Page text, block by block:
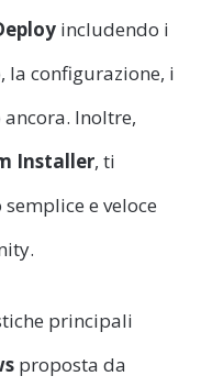
includendo i
la configurazione, i
Inoltre,
Installer, ti
e veloce
principali
proposta da